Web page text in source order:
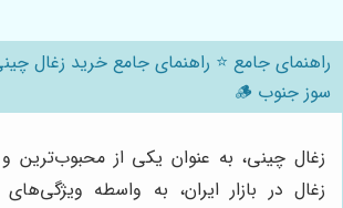
راهنمای جامع ⭐️ راهنمای جامع خرید زغال
سوز جنوب 🪵
زغال چینی، به عنوان یکی از محبوب‌ترین و
زغال در بازار ایران، به واسطه